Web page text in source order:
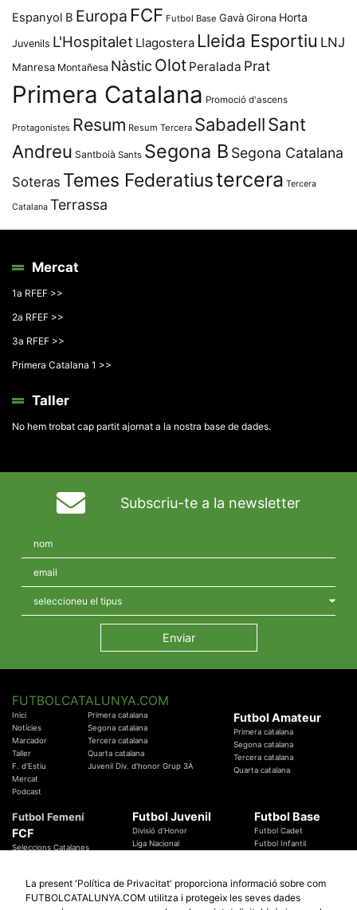
Espanyol B Europa FCF Futbol Base Gavà Girona Horta
Juvenils L'Hospitalet Llagostera Lleida Esportiu LNJ
Manresa Montañesa Nàstic Olot Peralada Prat
Primera Catalana Promoció d'ascens
Protagonistes Resum Resum Tercera SabadellSant
Andreu Santboià Sants Segona B Segona Catalana
Soteras Temes Federatiustercera Tercera
Catalana Terrassa
Mercat
1a RFEF >>
2a RFEF >>
3a RFEF >>
Primera Catalana 1 >>
Taller
No hem trobat cap partit ajornat a la nostra base de dades.
Subscriu-te a la newsletter
FUTBOLCATALUNYA.COM
Inici
Notícies
Marcador
Taller
F. d'Estiu
Mercat
Podcast
Primera catalana
Segona catalana
Tercera catalana
Quarta catalana
Juvenil Div. d'honor Grup 3A
Futbol Amateur
Primera catalana
Segona catalana
Tercera catalana
Quarta catalana
Futbol Femení
FCF
Seleccions Catalanes
Temes Federatius
Futbol Juvenil
Divisió d'Honor
Liga Nacional
Futbol Base
Futbol Cadet
Futbol Infantil
La present 'Política de Privacitat' proporciona informació sobre com
FUTBOLCATALUNYA.COM utilitza i protegeix les seves dades